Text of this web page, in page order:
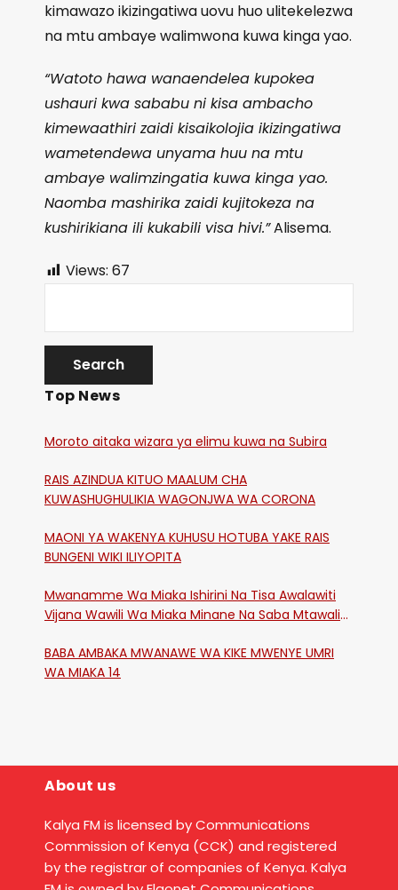
kimawazo ikizingatiwa uovu huo ulitekelezwa
na mtu ambaye walimwona kuwa kinga yao.
“Watoto hawa wanaendelea kupokea
ushauri kwa sababu ni kisa ambacho
kimewaathiri zaidi kisaikolojia ikizingatiwa
wametendewa unyama huu na mtu
ambaye walimzingatia kuwa kinga yao.
Naomba mashirika zaidi kujitokeza na
kushirikiana ili kukabili visa hivi.”Alisema.
Views: 67
Top News
Moroto aitaka wizara ya elimu kuwa na Subira
RAIS AZINDUA KITUO MAALUM CHA
KUWASHUGHULIKIA WAGONJWA WA CORONA
MAONI YA WAKENYA KUHUSU HOTUBA YAKE RAIS
BUNGENI WIKI ILIYOPITA
Mwanamme Wa Miaka Ishirini Na Tisa Awalawiti
Vijana Wawili Wa Miaka Minane Na Saba Mtawalia
BABA AMBAKA MWANAWE WA KIKE MWENYE UMRI
WA MIAKA 14
About us
Kalya FM is licensed by Communications
Commission of Kenya (CCK) and registered
by the registrar of companies of Kenya. Kalya